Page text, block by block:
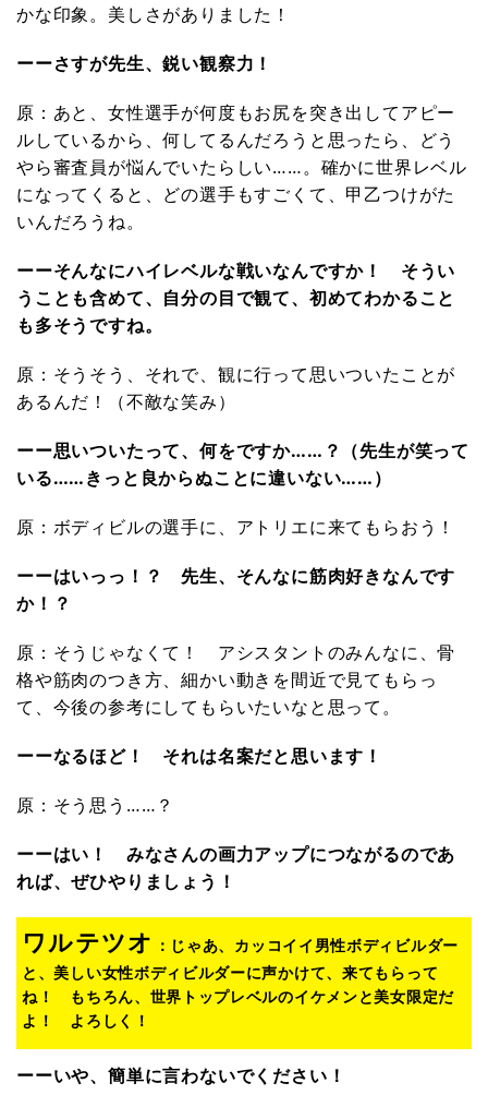
かな印象。美しさがありました！
ーーさすが先生、鋭い観察力！
原：あと、女性選手が何度もお尻を突き出してアピー
ルしているから、何してるんだろうと思ったら、どう
やら審査員が悩んでいたらしい……。確かに世界レベル
になってくると、どの選手もすごくて、甲乙つけがた
いんだろうね。
ーーそんなにハイレベルな戦いなんですか！ そうい
うことも含めて、自分の目で観て、初めてわかること
も多そうですね。
原：そうそう、それで、観に行って思いついたことが
あるんだ！（不敵な笑み）
ーー思いついたって、何をですか……？（先生が笑って
いる……きっと良からぬことに違いない……）
原：ボディビルの選手に、アトリエに来てもらおう！
ーーはいっっ！？ 先生、そんなに筋肉好きなんです
か！？
原：そうじゃなくて！ アシスタントのみんなに、骨
格や筋肉のつき方、細かい動きを間近で見てもらっ
て、今後の参考にしてもらいたいなと思って。
ーーなるほど！ それは名案だと思います！
原：そう思う……？
ーーはい！ みなさんの画力アップにつながるのであ
れば、ぜひやりましょう！
ワルテツオ ：じゃあ、カッコイイ男性ボディビルダー
と、美しい女性ボディビルダーに声かけて、来てもらって
ね！ もちろん、世界トップレベルのイケメンと美女限定だ
よ！ よろしく！
ーーいや、簡単に言わないでください！